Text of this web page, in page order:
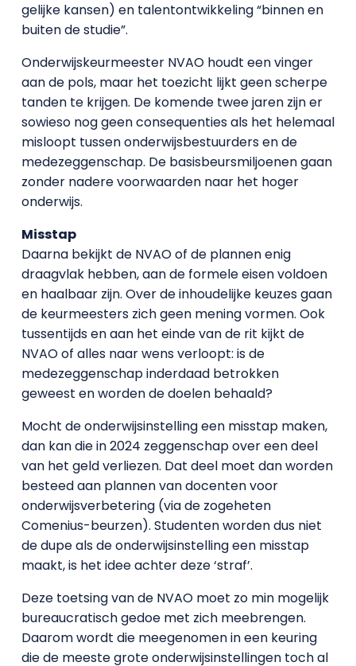
gelijke kansen) en talentontwikkeling “binnen en
buiten de studie”.
Onderwijskeurmeester NVAO houdt een vinger
aan de pols, maar het toezicht lijkt geen scherpe
tanden te krijgen. De komende twee jaren zijn er
sowieso nog geen consequenties als het helemaal
misloopt tussen onderwijsbestuurders en de
medezeggenschap. De basisbeursmiljoenen gaan
zonder nadere voorwaarden naar het hoger
onderwijs.
Misstap
Daarna bekijkt de NVAO of de plannen enig
draagvlak hebben, aan de formele eisen voldoen
en haalbaar zijn. Over de inhoudelijke keuzes gaan
de keurmeesters zich geen mening vormen. Ook
tussentijds en aan het einde van de rit kijkt de
NVAO of alles naar wens verloopt: is de
medezeggenschap inderdaad betrokken
geweest en worden de doelen behaald?
Mocht de onderwijsinstelling een misstap maken,
dan kan die in 2024 zeggenschap over een deel
van het geld verliezen. Dat deel moet dan worden
besteed aan plannen van docenten voor
onderwijsverbetering (via de zogeheten
Comenius-beurzen). Studenten worden dus niet
de dupe als de onderwijsinstelling een misstap
maakt, is het idee achter deze ‘straf’.
Deze toetsing van de NVAO moet zo min mogelijk
bureaucratisch gedoe met zich meebrengen.
Daarom wordt die meegenomen in een keuring
die de meeste grote onderwijsinstellingen toch al